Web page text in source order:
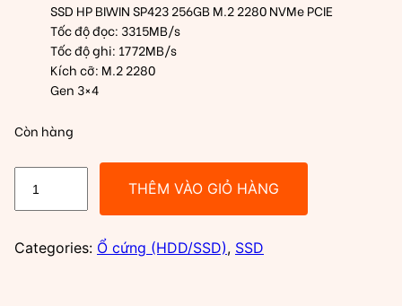
SSD HP BIWIN SP423 256GB M.2 2280 NVMe PCIE
Tốc độ đọc: 3315MB/s
Tốc độ ghi: 1772MB/s
Kích cỡ: M.2 2280
Gen 3×4
Còn hàng
cứng
HP
THÊM VÀO GIỎ HÀNG
Categories: Ổ cứng (HDD/SSD), SSD